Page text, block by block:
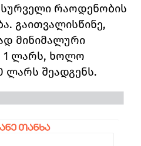
რაოდენობის
გაითვალისწინე,
მინიმალური
1 ლარს, ხოლო
ლარს შეადგენს.